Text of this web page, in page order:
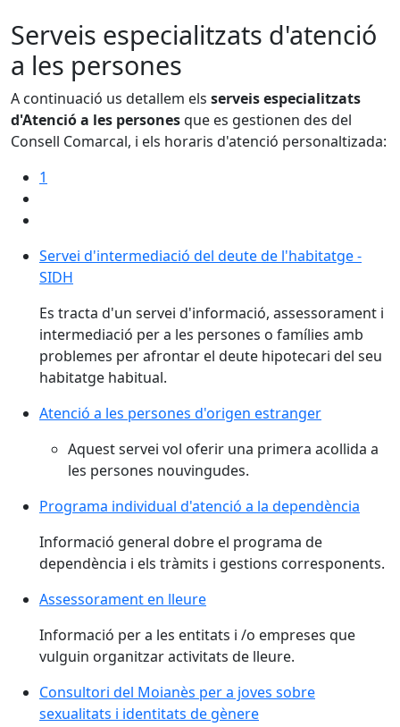
Serveis especialitzats d'atenció
a les persones
A continuació us detallem els serveis especialitzats
d'Atenció a les personesque es gestionen des del
Consell Comarcal, i els horaris d'atenció personaltizada:
1
Servei d'intermediació del deute de l'habitatge -
SIDH
Es tracta d'un servei d'informació, assessorament i
intermediació per a les persones o famílies amb
problemes per afrontar el deute hipotecari del seu
habitatge habitual.
Atenció a les persones d'origen estranger
Aquest servei vol oferir una primera acollida a
les persones nouvingudes.
Programa individual d'atenció a la dependència
Informació general dobre el programa de
dependència i els tràmits i gestions corresponents.
Assessorament en lleure
Informació per a les entitats i /o empreses que
vulguin organitzar activitats de lleure.
Consultori del Moianès per a joves sobre
sexualitats i identitats de gènere